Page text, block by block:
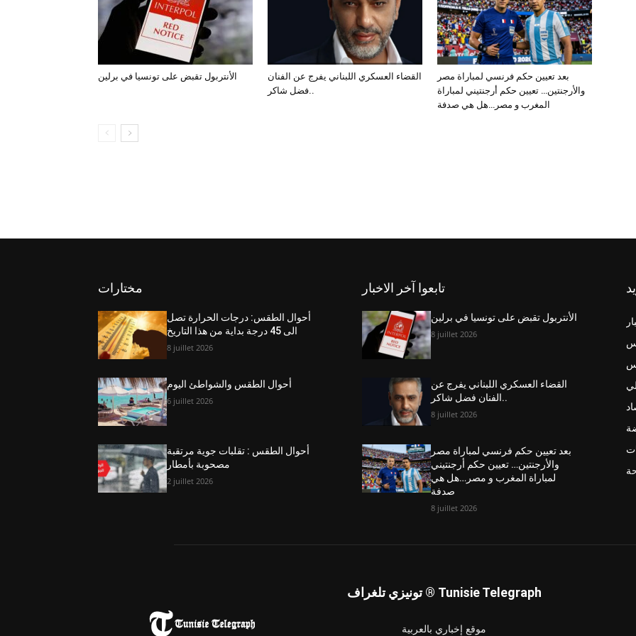
الأنتربول تقبض على تونسيا في برلين
القضاء العسكري اللبناني يفرج عن الفنان
فضل شاكر..
بعد تعيين حكم فرنسي لمباراة مصر
والأرجنتين… تعيين حكم أرجنتيني لمباراة
المغرب و مصر…هل هي صدفة
مختارات
أحوال الطقس: درجات الحرارة تصل
الى 45 درجة بداية من هذا التاريخ
8 juillet 2026
أحوال الطقس والشواطئ اليوم
6 juillet 2026
أحوال الطقس : تقلبات جوية مرتقبة
مصحوبة بأمطار
2 juillet 2026
تابعوا آخر الاخبار
الأنتربول تقبض على تونسيا في برلين
8 juillet 2026
القضاء العسكري اللبناني يفرج عن
الفنان فضل شاكر..
8 juillet 2026
بعد تعيين حكم فرنسي لمباراة مصر
والأرجنتين… تعيين حكم أرجنتيني
لمباراة المغرب و مصر…هل هي
صدفة
8 juillet 2026
تونيزي تلغراف ® Tunisie Telegraph
موقع إخباري بالعربية